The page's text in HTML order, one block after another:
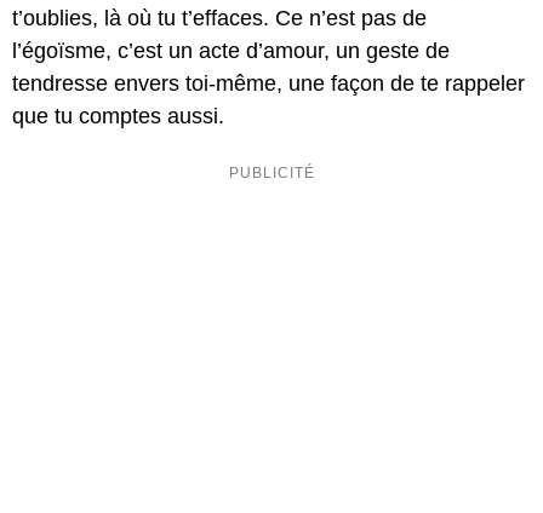
t’oublies, là où tu t’effaces. Ce n’est pas de
l’égoïsme, c’est un acte d’amour, un geste de
tendresse envers toi-même, une façon de te rappeler
que tu comptes aussi.